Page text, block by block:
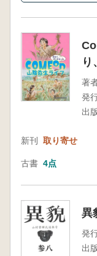
り
著
発
出
新刊 取り寄せ
古書 4点
異
発
出